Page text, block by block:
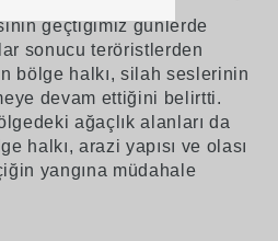
geçtiğimiz günlerde
sonucu teröristlerden
bölge halkı, silah seslerinin
devam ettiğini belirtti.
ağaçlık alanları da
halkı, arazi yapısı ve olası
yangına müdahale